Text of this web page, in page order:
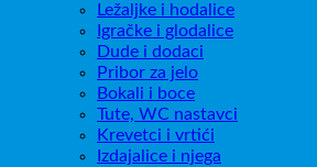
Ležaljke i hodalice
Igračke i glodalice
Dude i dodaci
Pribor za jelo
Bokali i boce
Tute, WC nastavci
Krevetci i vrtići
Izdajalice i njega